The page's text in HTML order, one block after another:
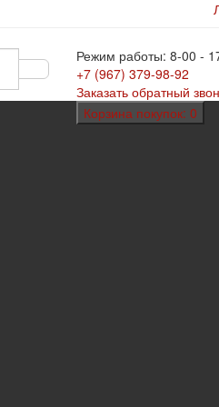
Режим работы: 8-00 -
+7 (967) 379-98-92
Заказать обратный
Корзинапокупок: 0